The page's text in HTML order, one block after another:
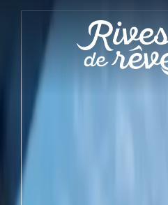
Panneau de gestion des cookies